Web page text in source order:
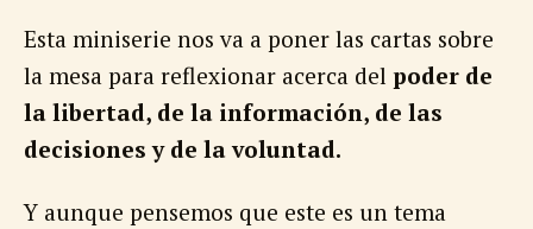
Esta miniserie nos va a poner las cartas sobre
la mesa para reflexionar acerca del poder de
la libertad, de la información, de las
decisiones y de la voluntad.
Y aunque pensemos que este es un tema